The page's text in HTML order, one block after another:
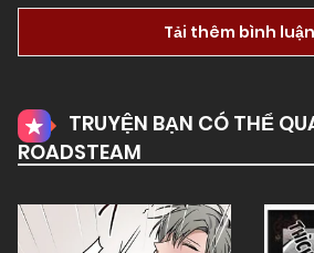
Tải thêm bình luận
TRUYỆN BẠN CÓ THỂ
ROADSTEAM